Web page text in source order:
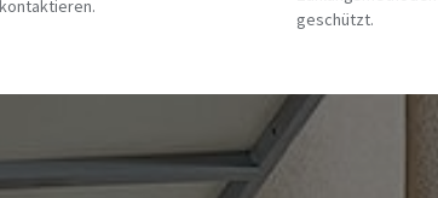
geschützt.